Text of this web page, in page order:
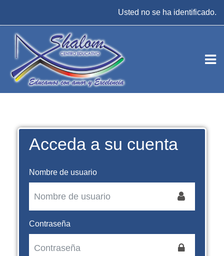
Usted no se ha identificado.
Acceda a su cuenta
Nombre de usuario
Contraseña